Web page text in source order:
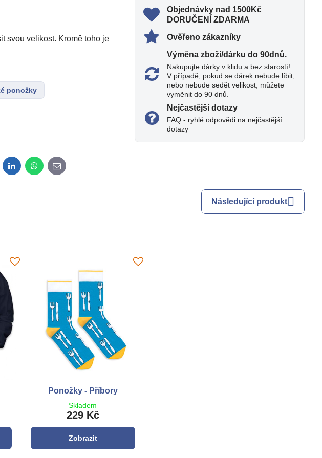
svou velikost. Kromě toho je
ponožky
Objednávky nad 1500Kč
DORUČENÍ ZDARMA
Ověřeno zákazníky
Výměna zboží/dárku do 90dnů​.
Nakupujte dárky v klidu a bez starostí!
V případě, pokud se dárek nebude líbit,
nebo nebude sedět velikost, můžete
vyměnit do 90 dnů.
Nejčastější dotazy
FAQ - ryhlé odpovědi na nejčastějśí
dotazy
LinkedInWhatsApp
E-
mail
Následující produkt
Ponožky - Příbory
Skladem
229 Kč
Zobrazit